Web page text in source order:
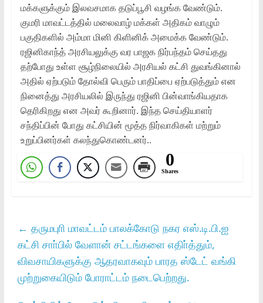
மக்களுக்கும் இலவசமாக தடுப்பூசி வழங்க வேண்டும்.
குமரி மாவட்டத்தில் மலைவாழ் மக்கள் அதிகம் வாழும்
பகுதிகளில் அம்மா மினி கிளினிக் அமைக்க வேண்டும்.
ரஜினிகாந்த் அரசியலுக்கு வர பாஜக நிர்பந்தம் செய்தது
தற்போது உள்ள சூழ்நிலையில் அரசியல் கட்சி துவங்கினால்
அதில் ஏற்படும் தோல்வி பெரும் பாதிப்பை ஏற்படுத்தும் என
நினைத்து அரசியலில் இருந்து ரஜினி பின்வாங்கியதாக
தெரிகிறது என அவர் கூறினார். இந்த செய்தியாளர்
சந்திப்பின் போது கட்சியின் மூத்த நிர்வாகிகள் மற்றும்
உறுப்பினர்கள் கலந்துகொண்டனர்..
0
Shares
← தருமபுாி மாவட்டம் பாலக்கோடு நகர எஸ்.டி.பி.ஐ
கட்சி சாா்பில் வேளான் சட்டங்களை எதிா்த்தும்,
விவசாயிகளுக்கு ஆதரவாகவும் பாரத ஸ்டேட் வங்கி
முற்றுகையிடும் போராட்டம் நடைபெற்றது.